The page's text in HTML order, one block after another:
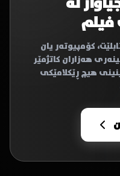
فیلم
کۆمپیوتەر یان
هەزاران کاتژمێر
هیچ ڕێکلامێکی